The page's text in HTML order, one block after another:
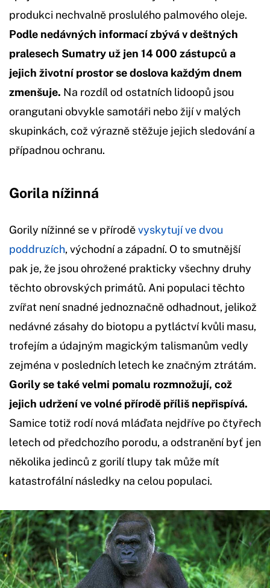
produkci nechvalně proslulého palmového oleje.
Podle nedávných informací zbývá v deštných
pralesech Sumatry už jen 14 000 zástupců a
jejich životní prostor se doslova každým dnem
zmenšuje. Na rozdíl od ostatních lidoopů jsou
orangutani obvykle samotáři nebo žijí v malých
skupinkách, což výrazně stěžuje jejich sledování a
případnou ochranu.
Gorila nížinná
Gorily nížinné se v příroděvyskytují ve dvou
poddruzích, východní a západní. O to smutnější
pak je, že jsou ohrožené prakticky všechny druhy
těchto obrovských primátů. Ani populaci těchto
zvířat není snadné jednoznačně odhadnout, jelikož
nedávné zásahy do biotopu a pytláctví kvůli masu,
trofejím a údajným magickým talismanům vedly
zejména v posledních letech ke značným ztrátám.
Gorily se také velmi pomalu rozmnožují, což
jejich udržení ve volné přírodě příliš nepřispívá.
Samice totiž rodí nová mláďata nejdříve po čtyřech
letech od předchozího porodu, a odstranění byť jen
několika jedinců z gorilí tlupy tak může mít
katastrofální následky na celou populaci.